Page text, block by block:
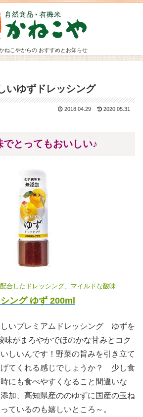
ねこやからの おすすめとお知らせ
いゆずドレッシング
2018.04.29 2020.05.31
でとってもおいしい♪
合したドレッシング、マイルドな酸味
ング ゆず 200ml
いプレミアムドレッシング ゆずを
がまろやかでほのかな甘みとコク
しいんです！野菜の旨みを引き立て
てくれる感じでしょうか？ 少し食
にも食べやすくなること間違いな
加、高知県産ののゆずに国産の玉ね
ているのも嬉しいところ～。